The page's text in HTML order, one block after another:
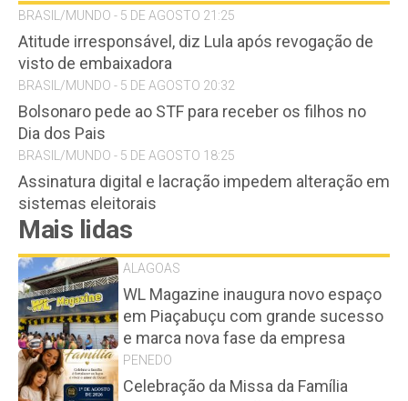
BRASIL/MUNDO - 5 DE AGOSTO 21:25
Atitude irresponsável, diz Lula após revogação de
visto de embaixadora
BRASIL/MUNDO - 5 DE AGOSTO 20:32
Bolsonaro pede ao STF para receber os filhos no
Dia dos Pais
BRASIL/MUNDO - 5 DE AGOSTO 18:25
Assinatura digital e lacração impedem alteração em
sistemas eleitorais
Mais lidas
ALAGOAS
WL Magazine inaugura novo espaço
em Piaçabuçu com grande sucesso
e marca nova fase da empresa
PENEDO
Celebração da Missa da Família